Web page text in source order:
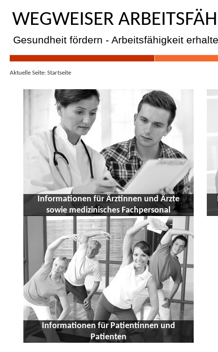
WEGWEISER
Gesundheit fördern - Arbeitsfähigkeit
Aktuelle Seite: Startseite
Informationen für Ärztinnen und Ärzte
sowie medizinisches Fachpersonal
Informationen für Patientinnen und
Patienten